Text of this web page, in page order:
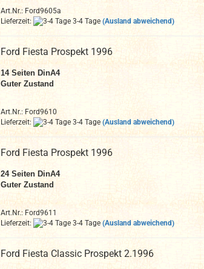
Art.Nr.: Ford9605a
Lieferzeit:
3-4 Tage (Ausland abweichend)
Ford Fiesta Prospekt 1996
14 Seiten DinA4
Guter Zustand
Art.Nr.: Ford9610
Lieferzeit:
3-4 Tage (Ausland abweichend)
Ford Fiesta Prospekt 1996
24 Seiten DinA4
Guter Zustand
Art.Nr.: Ford9611
Lieferzeit:
3-4 Tage (Ausland abweichend)
Ford Fiesta Classic Prospekt 2.1996